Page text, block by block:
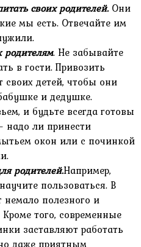
своих родителей. Они
мы есть. Отвечайте им
родителям. Не забывайте
в гости. Привозить
своих детей, чтобы они
и дедушке.
и будьте всегда готовы
надо ли принести
окон или с починкой
родителей.Например,
пользоваться. В
немало полезного и
Кроме того, современные
заставляют работать